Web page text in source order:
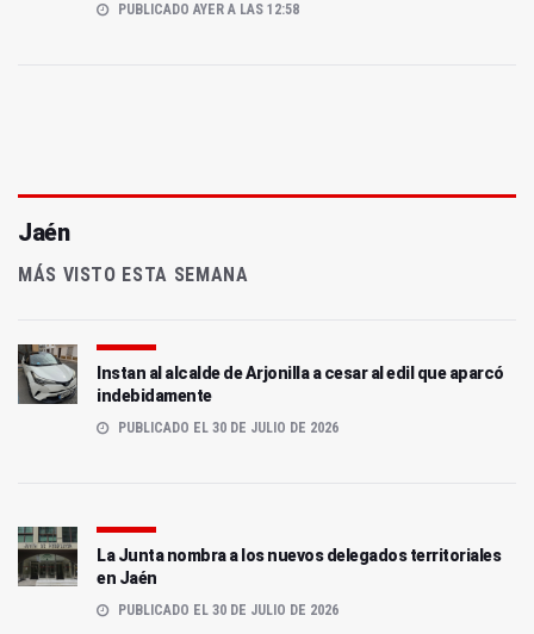
PUBLICADO AYER A LAS 12:58
Jaén
MÁS VISTO ESTA SEMANA
Instan al alcalde de Arjonilla a cesar al edil que aparcó
indebidamente
PUBLICADO EL 30 DE JULIO DE 2026
La Junta nombra a los nuevos delegados territoriales
en Jaén
PUBLICADO EL 30 DE JULIO DE 2026